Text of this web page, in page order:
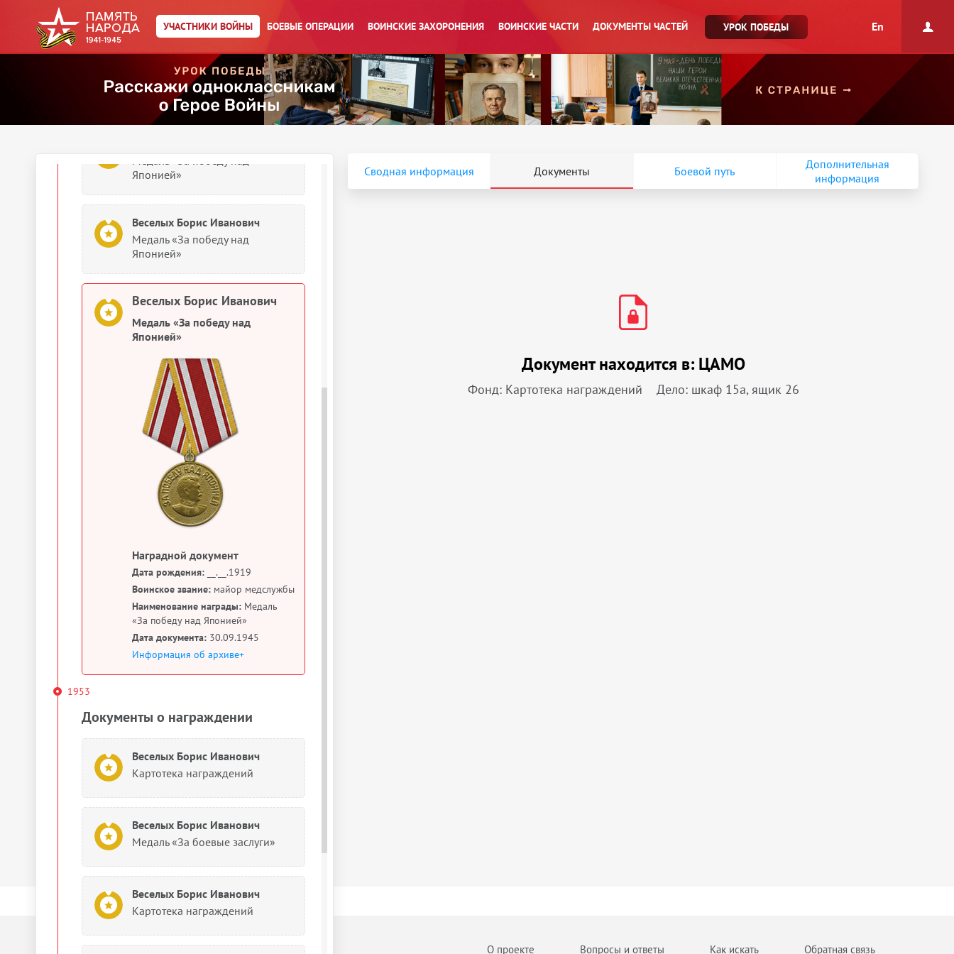
УЧАСТНИКИ ВОЙНЫ БОЕВЫЕ ОПЕРАЦИИ ВОИНСКИЕ ЗАХОРОНЕНИЯ ВОИНСКИЕ ЧАСТИ ДОКУМЕНТЫ ЧАСТЕЙ УРОК ПОБЕДЫ En
Веселых Борис Иванович
Учетно-послужная картотека
Документы о награждении
Медаль «За победу над
Японией»
Веселых Борис Иванович
Медаль «За победу над
Японией»
Веселых Борис Иванович
Медаль «За победу над
Японией»
Наградной документ
Дата рождения: __.__.1919
Воинское звание: майор медслужбы
Наименование награды: Медаль
«За победу над Японией»
Дата документа: 30.09.1945
Информация об архиве+
1953
Документы о награждении
Веселых Борис Иванович
Картотека награждений
Веселых Борис Иванович
Медаль «За боевые заслуги»
Веселых Борис Иванович
Картотека награждений
Сводная информация Документы Боевой путь
Дополнительная
информация
Документ находится в: ЦАМО
Фонд: Картотека награждений Дело: шкаф 15a, ящик 26
О проекте Вопросы и ответы Как искать Обратная связь